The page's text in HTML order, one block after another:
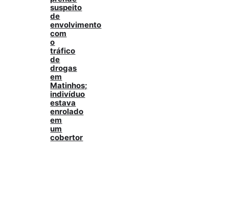
suspeito
de
envolvimento
com
o
tráfico
de
drogas
em
Matinhos;
indivíduo
estava
enrolado
em
um
cobertor